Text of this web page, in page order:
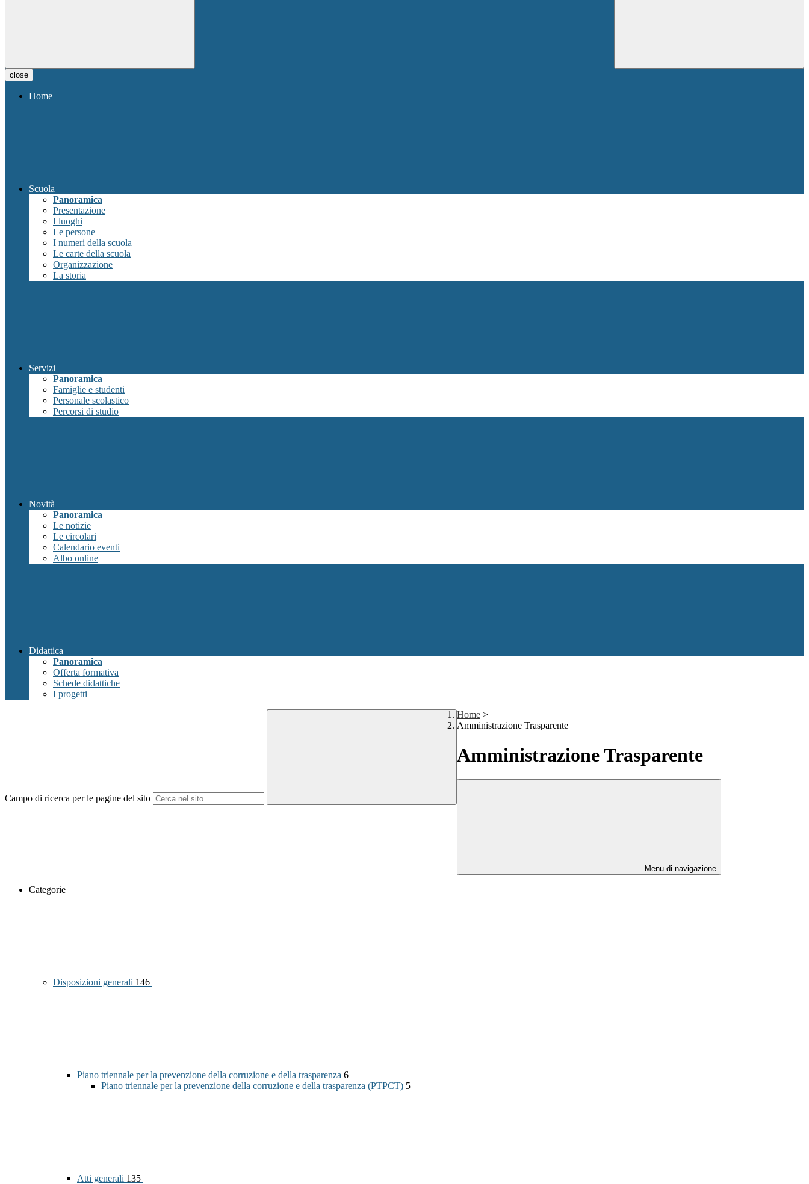
close
Home
Scuola
Panoramica
Presentazione
I luoghi
Le persone
I numeri della scuola
Le carte della scuola
Organizzazione
La storia
Servizi
Panoramica
Famiglie e studenti
Personale scolastico
Percorsi di studio
Novità
Panoramica
Le notizie
Le circolari
Calendario eventi
Albo online
Didattica
Panoramica
Offerta formativa
Schede didattiche
I progetti
Campo di ricerca per le pagine del sito
Home >
Amministrazione Trasparente
Amministrazione Trasparente
Menu di navigazione
Categorie
Disposizioni generali 146
Piano triennale per la prevenzione della corruzione e della trasparenza 6
Piano triennale per la prevenzione della corruzione e della trasparenza (PTPCT) 5
Atti generali 135